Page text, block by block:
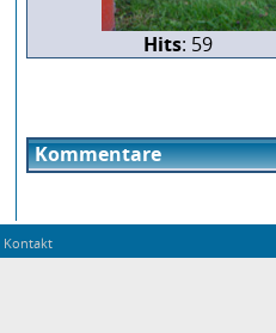
Hits: 59
Kommentare
Kontakt